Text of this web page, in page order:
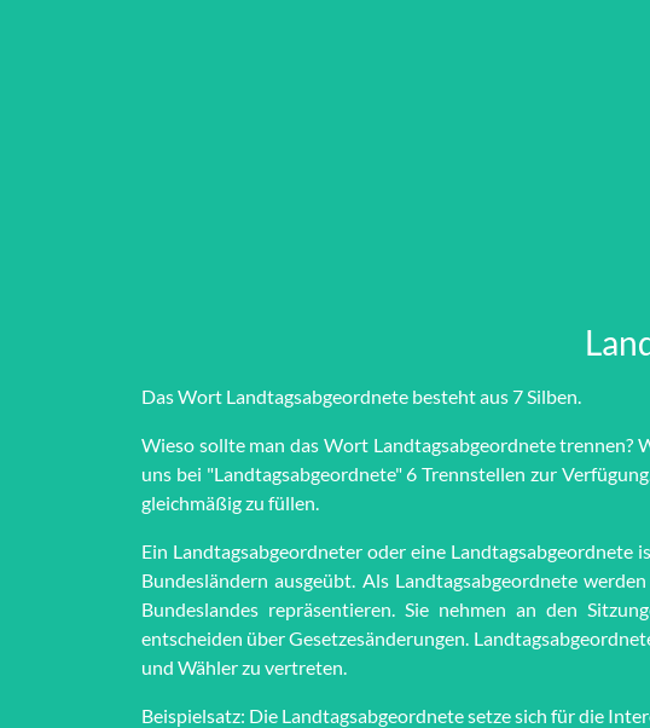
Das Wort Land­tags­ab­ge­ord­ne­te besteht aus 7 Silben.
Wieso sollte man das Wort Land­tags­ab­ge­ord­ne­te trennen?
uns bei "Land­tags­ab­ge­ord­ne­te" 6 Trenn­stel­len zur
gleich­mä­ßig zu füllen.
Ein Landtagsabgeordneter oder eine
Bundesländern ausgeübt. Als Landtagsabgeordnete
Bundeslandes repräsentieren. Sie nehmen an den
entscheiden über Gesetzesänderungen.
und Wähler zu vertreten.
Beispielsatz: Die Landtagsabgeordnete setze sich für die